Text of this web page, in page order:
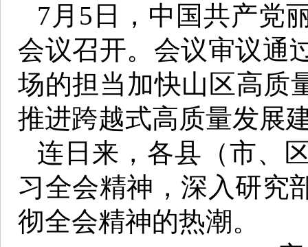
7月5日，中国共产党
会议召开。会议审议通
场的担当加快山区高质
推进跨越式高质量发展
连日来，各县（市、
习全会精神，深入研究
彻全会精神的热潮。